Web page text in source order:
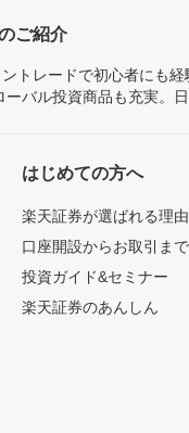
ご紹介
トレードで初心者にも
バル投資商品も充実。
はじめての方へ
楽天証券が選ばれる理由
口座開設からお取引ま
投資ガイド&セミナー
楽天証券のあんしん